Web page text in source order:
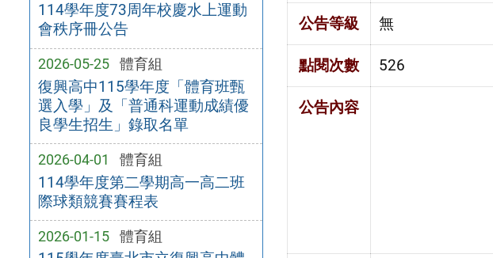
114學年度73周年校慶水上運動
會秩序冊公告
2026-05-25 體育組
復興高中115學年度「體育班甄
選入學」及「普通科運動成績優
良學生招生」錄取名單
2026-04-01 體育組
114學年度第二學期高一高二班
際球類競賽賽程表
2026-01-15 體育組
公告等級 無
點閱次數 526
公告內容